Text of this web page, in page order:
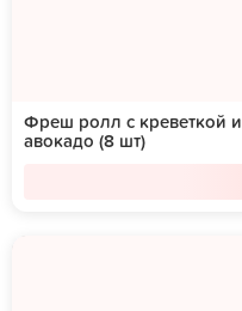
Фреш ролл с креветкой и
авокадо (8 шт)